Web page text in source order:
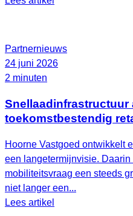
Partnernieuws
24 juni 2026
2 minuten
Snellaadinfrastructuur
toekomstbestendig
Hoorne Vastgoed ontwikkelt
een langetermijnvisie.
mobiliteitsvraag een steeds
niet langer een...
Lees artikel